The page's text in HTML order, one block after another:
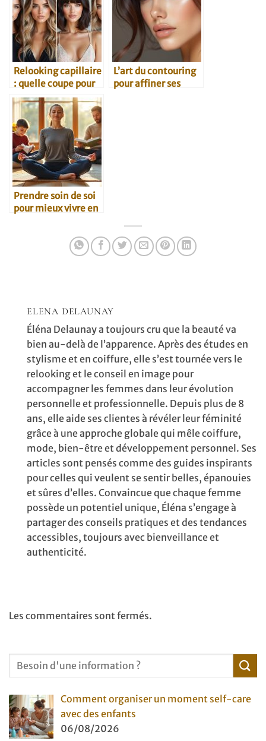
Relooking capillaire
: quelle coupe pour
quelle morphologie
?
L’art du contouring
pour affiner ses
Prendre soin de soi
pour mieux vivre en
ELENA DELAUNAY
Éléna Delaunay a toujours cru que la beauté va
bien au-delà de l’apparence. Après des études en
stylisme et en coiffure, elle s’est tournée vers le
relooking et le conseil en image pour
accompagner les femmes dans leur évolution
personnelle et professionnelle. Depuis plus de 8
ans, elle aide ses clientes à révéler leur féminité
grâce à une approche globale qui mêle coiffure,
mode, bien-être et développement personnel. Ses
articles sont pensés comme des guides inspirants
pour celles qui veulent se sentir belles, épanouies
et sûres d’elles. Convaincue que chaque femme
possède un potentiel unique, Éléna s’engage à
partager des conseils pratiques et des tendances
accessibles, toujours avec bienveillance et
authenticité.
Les commentaires sont fermés.
Comment organiser un moment self-care
avec des enfants
06/08/2026